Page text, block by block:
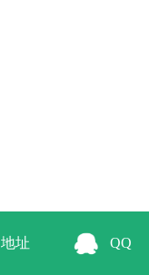
地址 QQ